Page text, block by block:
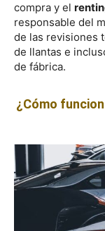
compra y el
responsable del
de las revisiones
de llantas e
de fábrica.
¿Cómo